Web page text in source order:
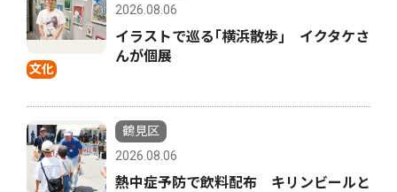
文化
2026.08.06
イラストで巡る｢横浜散歩｣ イクタケさ
んが個展
鶴見区
2026.08.06
熱中症予防で飲料配布 キリンビールと